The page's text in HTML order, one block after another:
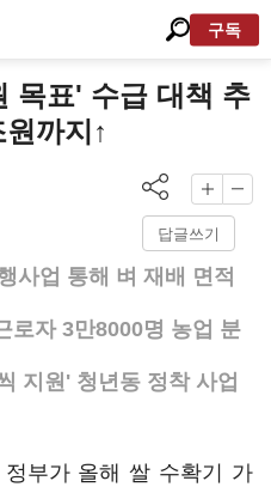
구독
목표' 수급 대책 추
까지↑
답글쓰기
사업 통해 벼 재배 면적
로자 3만8000명 농업 분
지원' 청년동 정착 사업
부가 올해 쌀 수확기 가